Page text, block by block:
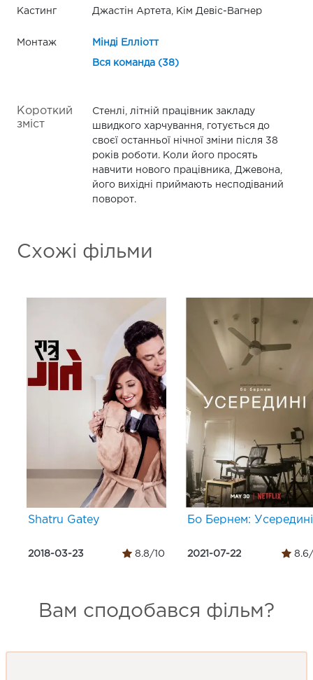
Кастинг Джастін Артета, Кім Девіс-Вагнер
Монтаж Мінді Елліотт
Вся команда (38)
Короткий
зміст
Стенлі, літній працівник закладу
швидкого харчування, готується до
своєї останньої нічної зміни після 38
років роботи. Коли його просять
навчити нового працівника, Джевона,
його вихідні приймають несподіваний
поворот.
Схожі фільми
Shatru Gatey
2018-03-23 8.8/10
Бо Бернем: Усередині
2021-07-22 8.6/
Вам сподобався фільм?